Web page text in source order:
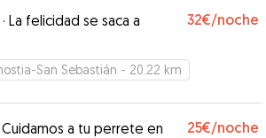
de que Wolfie ha estado muy a
ella. Sin duda para repetir :)”
· La felicidad se saca a
32€/noche
San Sebastián - 20.22 km
Cuidamos a tu perrete en
25€/noche